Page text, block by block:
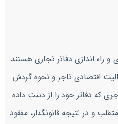
راه اندازی دفاتر تجاری هستند
اقتصادی تاجر و نحوه گردش
که دفاتر خود را از دست داده
و در نتیجه قانونگذار، مفقود